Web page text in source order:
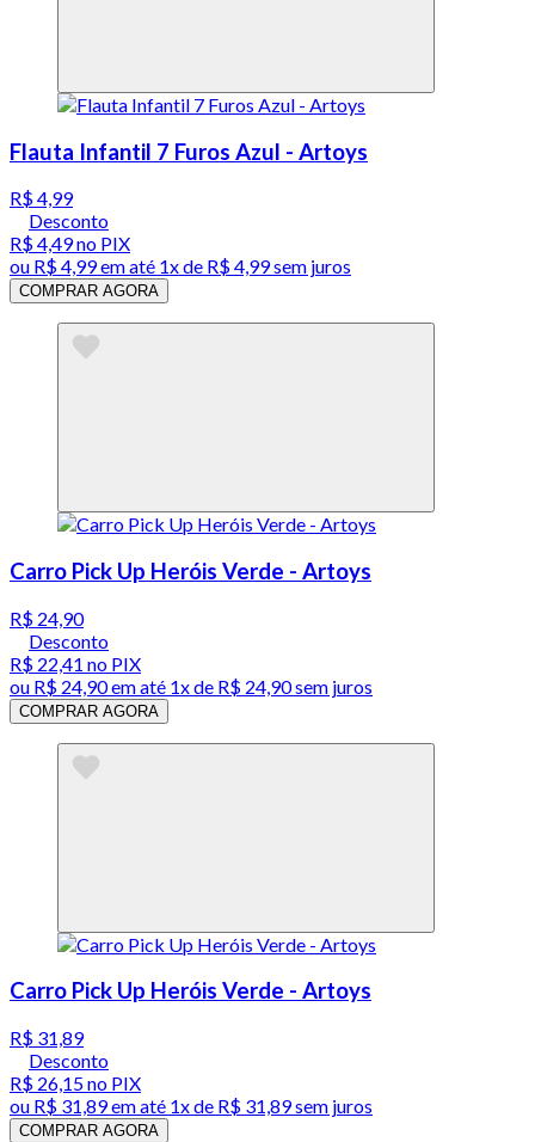
Flauta Infantil 7 Furos Azul - Artoys
R$ 4,99
Desconto
R$ 4,49no PIX
ou R$ 4,99em até 1x de R$ 4,99sem juros
COMPRAR AGORA
Carro Pick Up Heróis Verde - Artoys
R$ 24,90
Desconto
R$ 22,41 no PIX
ou R$ 24,90em até 1x de R$ 24,90sem juros
COMPRAR AGORA
Carro Pick Up Heróis Verde - Artoys
R$ 31,89
Desconto
R$ 26,15no PIX
ou R$ 31,89em até 1x de R$ 31,89sem juros
COMPRAR AGORA